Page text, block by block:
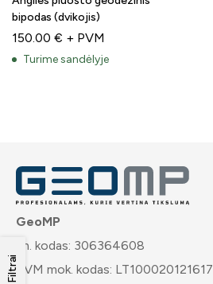
Filtrai
bipodas (dvikojis)
150.00 € + PVM
Turime sandėlyje
GeoMP
Įm. kodas: 306364608
PVM mok. kodas: LT100020121617